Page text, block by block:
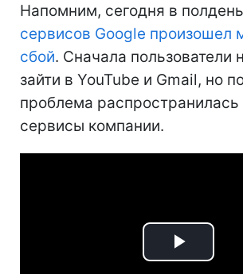
Напомним, сегодня в полдень
сервисов Google произошел
сбой. Сначала пользователи
зайти в YouTube и Gmail, но
проблема распространилась
сервисы компании.
Play